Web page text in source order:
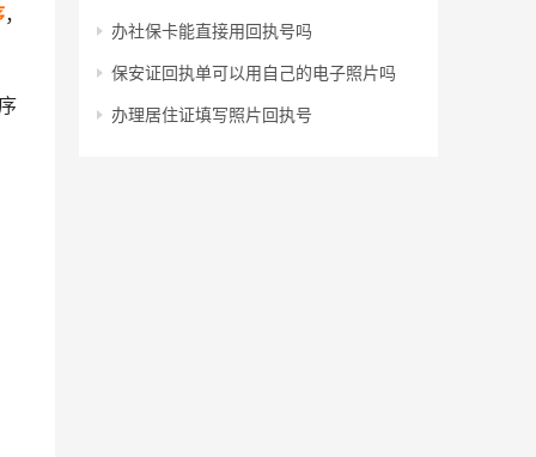
，
办社保卡能直接用回执号吗
保安证回执单可以用自己的电子照片吗
办理居住证填写照片回执号